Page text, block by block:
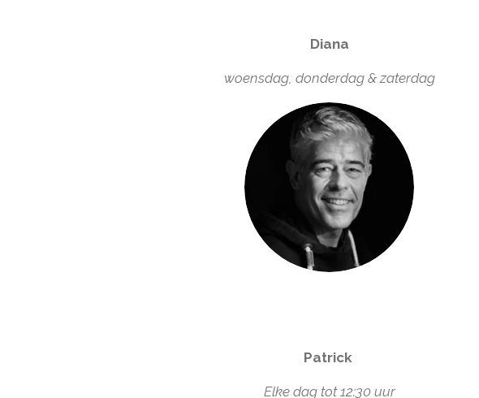
Diana
woensdag, donderdag & zaterdag
Patrick
Elke dag tot 12:30 uur